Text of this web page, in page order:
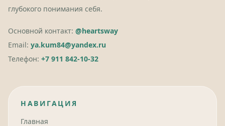
глубокого понимания себя.
Основной контакт: @heartsway
Email: ya.kum84@yandex.ru
Телефон: +7 911 842-10-32
НАВИГАЦИЯ
Главная